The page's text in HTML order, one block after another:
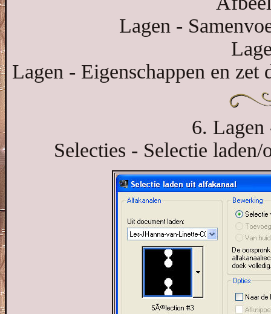
Lagen -
Lagen - Eigenschappen en
6. Lagen
Selecties - Selectie